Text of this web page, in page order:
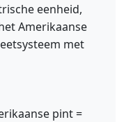
eenheid,
Amerikaanse
met
pint =